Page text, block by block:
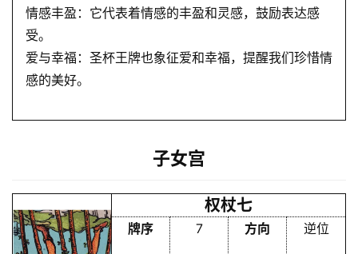
情感丰盈：它代表着情感的丰盈和灵感，鼓励表达感
受。
爱与幸福：圣杯王牌也象征爱和幸福，提醒我们珍惜情
感的美好。
子女宫
权杖七
牌序 7 方向 逆位